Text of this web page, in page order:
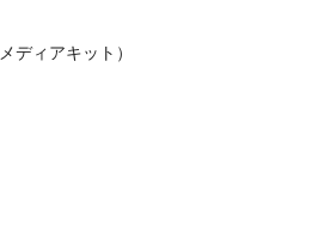
ディアキット）